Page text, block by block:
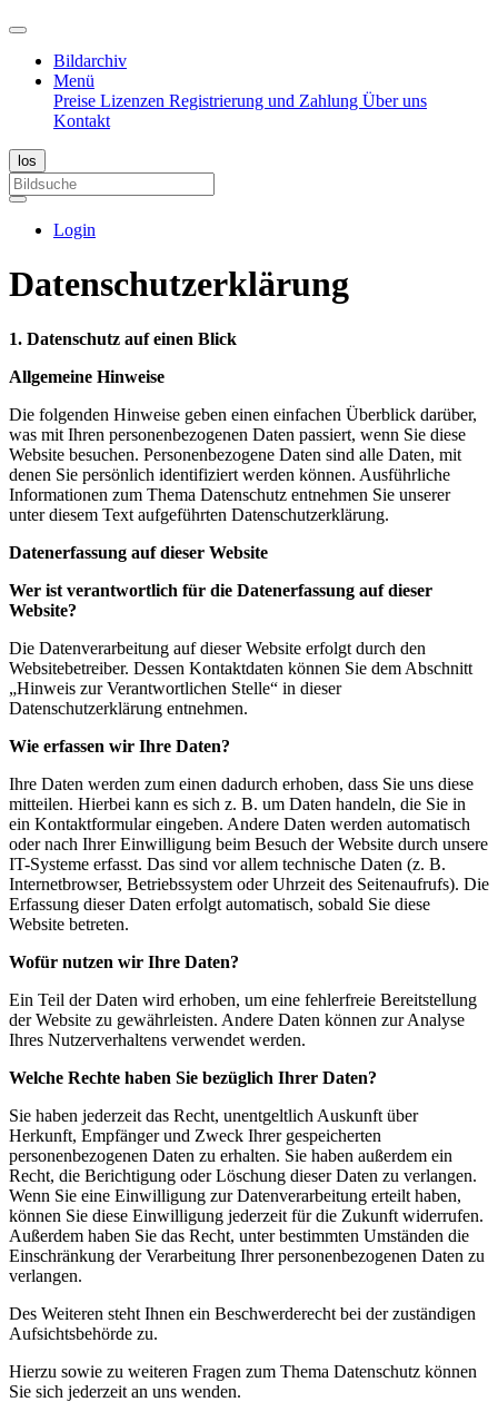
Bildarchiv
Menü
Preise Lizenzen Registrierung und Zahlung Über uns
Kontakt
Login
Datenschutzerklärung
1. Datenschutz auf einen Blick
Allgemeine Hinweise
Die folgenden Hinweise geben einen einfachen Überblick darüber,
was mit Ihren personenbezogenen Daten passiert, wenn Sie diese
Website besuchen. Personenbezogene Daten sind alle Daten, mit
denen Sie persönlich identifiziert werden können. Ausführliche
Informationen zum Thema Datenschutz entnehmen Sie unserer
unter diesem Text aufgeführten Datenschutzerklärung.
Datenerfassung auf dieser Website
Wer ist verantwortlich für die Datenerfassung auf dieser
Website?
Die Datenverarbeitung auf dieser Website erfolgt durch den
Websitebetreiber. Dessen Kontaktdaten können Sie dem Abschnitt
„Hinweis zur Verantwortlichen Stelle“ in dieser
Datenschutzerklärung entnehmen.
Wie erfassen wir Ihre Daten?
Ihre Daten werden zum einen dadurch erhoben, dass Sie uns diese
mitteilen. Hierbei kann es sich z. B. um Daten handeln, die Sie in
ein Kontaktformular eingeben. Andere Daten werden automatisch
oder nach Ihrer Einwilligung beim Besuch der Website durch unsere
IT-Systeme erfasst. Das sind vor allem technische Daten (z. B.
Internetbrowser, Betriebssystem oder Uhrzeit des Seitenaufrufs). Die
Erfassung dieser Daten erfolgt automatisch, sobald Sie diese
Website betreten.
Wofür nutzen wir Ihre Daten?
Ein Teil der Daten wird erhoben, um eine fehlerfreie Bereitstellung
der Website zu gewährleisten. Andere Daten können zur Analyse
Ihres Nutzerverhaltens verwendet werden.
Welche Rechte haben Sie bezüglich Ihrer Daten?
Sie haben jederzeit das Recht, unentgeltlich Auskunft über
Herkunft, Empfänger und Zweck Ihrer gespeicherten
personenbezogenen Daten zu erhalten. Sie haben außerdem ein
Recht, die Berichtigung oder Löschung dieser Daten zu verlangen.
Wenn Sie eine Einwilligung zur Datenverarbeitung erteilt haben,
können Sie diese Einwilligung jederzeit für die Zukunft widerrufen.
Außerdem haben Sie das Recht, unterbestimmten Umständen die
Einschränkung der Verarbeitung Ihrer personenbezogenen Daten zu
verlangen.
Des Weiteren steht Ihnen ein Beschwerderecht bei der zuständigen
Aufsichtsbehörde zu.
Hierzu sowie zu weiteren Fragen zum Thema Datenschutz können
Sie sich jederzeit an uns wenden.